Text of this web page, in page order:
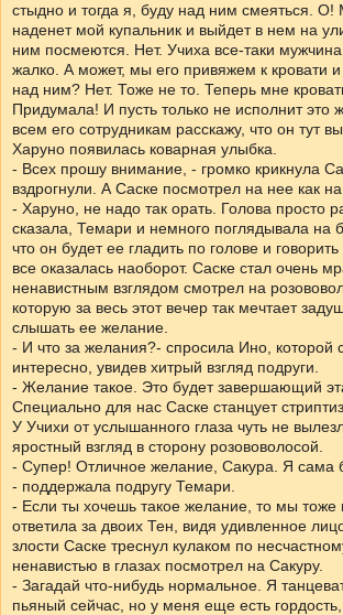
стыдно и тогда я, буду над ним смеяться. О!
наденет мой купальник и выйдет в нем на
ним посмеются. Нет. Учиха все-таки
жалко. А может, мы его привяжем к кровати и
над ним? Нет. Тоже не то. Теперь мне
Придумала! И пусть только не исполнит это
всем его сотрудникам расскажу, что он тут
Харуно появилась коварная улыбка.
- Всех прошу внимание, - громко крикнула
вздрогнули. А Саске посмотрел на нее как на
- Харуно, не надо так орать. Голова просто
сказала, Темари и немного поглядывала на
что он будет ее гладить по голове и
все оказалась наоборот. Саске стал очень
ненавистным взглядом смотрел на
которую за весь этот вечер так мечтает
слышать ее желание.
- И что за желания?- спросила Ино, которой
интересно, увидев хитрый взгляд подруги.
- Желание такое. Это будет завершающий
Специально для нас Саске станцует
У Учихи от услышанного глаза чуть не
яростный взгляд в сторону розововолосой.
- Супер! Отличное желание, Сакура. Я сама
- поддержала подругу Темари.
- Если ты хочешь такое желание, то мы тоже
ответила за двоих Тен, видя удивленное
злости Саске треснул кулаком по
ненавистью в глазах посмотрел на Сакуру.
- Загадай что-нибудь нормальное. Я
пьяный сейчас, но у меня еще есть